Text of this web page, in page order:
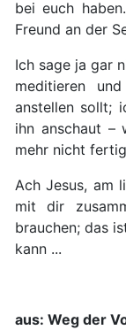
bei euch
Freund an der
Ich sage ja gar
meditieren
anstellen sollt;
ihn anschaut –
mehr nicht
Ach Jesus, am
mit dir
brauchen; das
kann ...
aus: Weg der